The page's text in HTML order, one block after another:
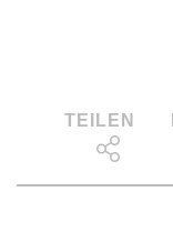
TEILEN